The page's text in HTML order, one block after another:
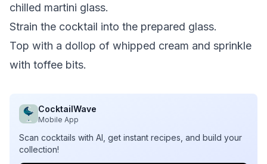
chilled martini glass.
Strain the cocktail into the prepared glass.
Top with a dollop of whipped cream and sprinkle
with toffee bits.
CocktailWave
Mobile App
Scan cocktails with AI, get instant recipes, and build your
collection!